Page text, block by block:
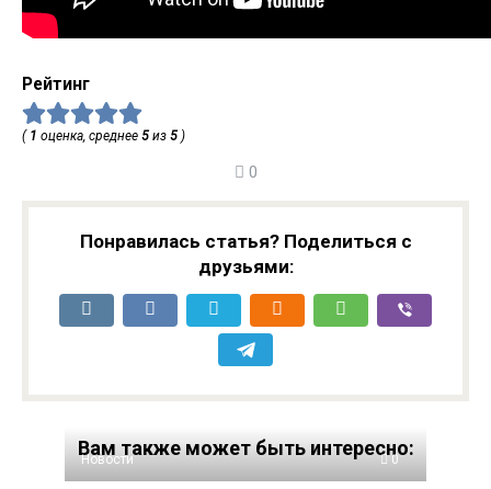
Рейтинг
( 1 оценка, среднее 5 из 5 )
0
Понравилась статья? Поделиться с
друзьями:
Вам также может быть интересно:
Новости 0